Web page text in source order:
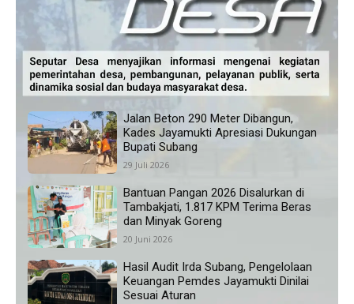
Jalan Beton 290 Meter Dibangun,
Kades Jayamukti Apresiasi Dukungan
Bupati Subang
29 Juli 2026
Bantuan Pangan 2026 Disalurkan di
Tambakjati, 1.817 KPM Terima Beras
dan Minyak Goreng
20 Juni 2026
Hasil Audit Irda Subang, Pengelolaan
Keuangan Pemdes Jayamukti Dinilai
Sesuai Aturan